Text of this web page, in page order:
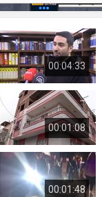
küçük
İzniniz şu
hale
bir
Türü
00:04:33
00:01:08
00:01:48